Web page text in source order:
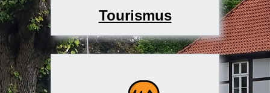
Tourismus